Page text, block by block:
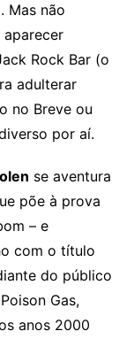
Mas não
aparecer
Rock Bar (o
adulterar
no Breve ou
por aí.
se aventura
põe à prova
– e
com o título
do público
Gas,
anos 2000